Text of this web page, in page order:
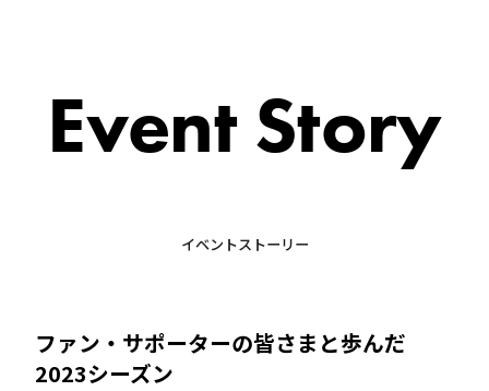
Event Story
イベントストーリー
ファン・サポーターの皆さまと歩んだ
2023シーズン